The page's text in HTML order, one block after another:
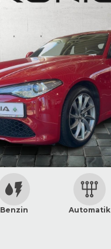
Benzin Automatik